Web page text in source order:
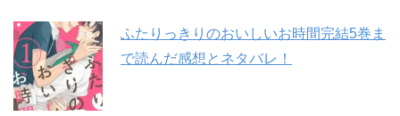
ふたりっきりのおいしいお時間完結5巻ま
で読んだ感想とネタバレ！